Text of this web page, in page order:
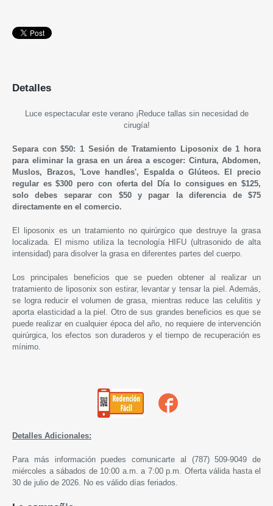
Detalles
Luce espectacular este verano¡Reduce tallas sin necesidad de
cirugía!
Separa con $50: 1 Sesión de Tratamiento Liposonix de 1 hora
para eliminar la grasa en un área a escoger: Cintura, Abdomen,
Muslos, Brazos, 'Love handles', Espalda o Glúteos. El precio
regular es $300 pero con oferta del Día lo consigues en $125,
solo debes separar con $50 y pagar la diferencia de $75
directamente en el comercio.
El liposonix es un tratamiento no quirúrgico que destruye la grasa
localizada. El mismo utiliza la tecnología HIFU (ultrasonido de alta
intensidad) para disolver la grasa en diferentes partes del cuerpo.
Los principales beneficios que se pueden obtener al realizar un
tratamiento de liposonix son estirar, levantar y tensar la piel. Además,
se logra reducir el volumen de grasa, mientras reduce las celulitis y
aporta elasticidad a la piel. Otro de sus grandes beneficios es que se
puede realizar en cualquier época del año, no requiere de intervención
quirúrgica, los efectos son duraderos y el tiempo de recuperación es
mínimo.
Detalles Adicionales:
Para más información puedes comunicarte al (787) 509-9049 de
miércoles a sábados de 10:00 a.m. a 7:00 p.m. Oferta válida hastael
30 de julio de 2026. No es válido días feriados.